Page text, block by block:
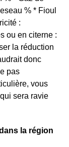
% * Fioul
:
ou en citerne :
la réduction
donc
pas
vous
sera ravie
la région